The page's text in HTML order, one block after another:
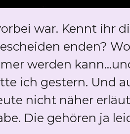
war. Kennt ihr
enden?
werden
ich gestern. Und
nicht näher
Die gehören ja